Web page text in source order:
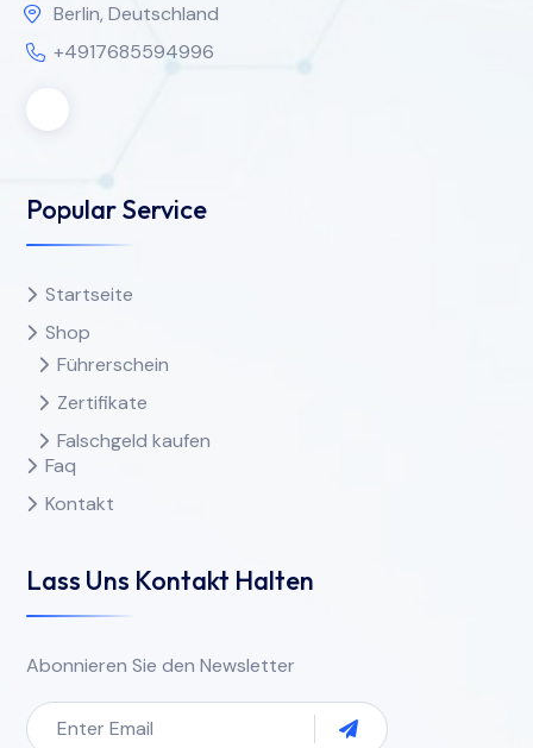
Berlin, Deutschland
+4917685594996
Popular Service
Startseite
Shop
Führerschein
Zertifikate
Falschgeld kaufen
Faq
Kontakt
Lass Uns Kontakt Halten
Abonnieren Sie den Newsletter